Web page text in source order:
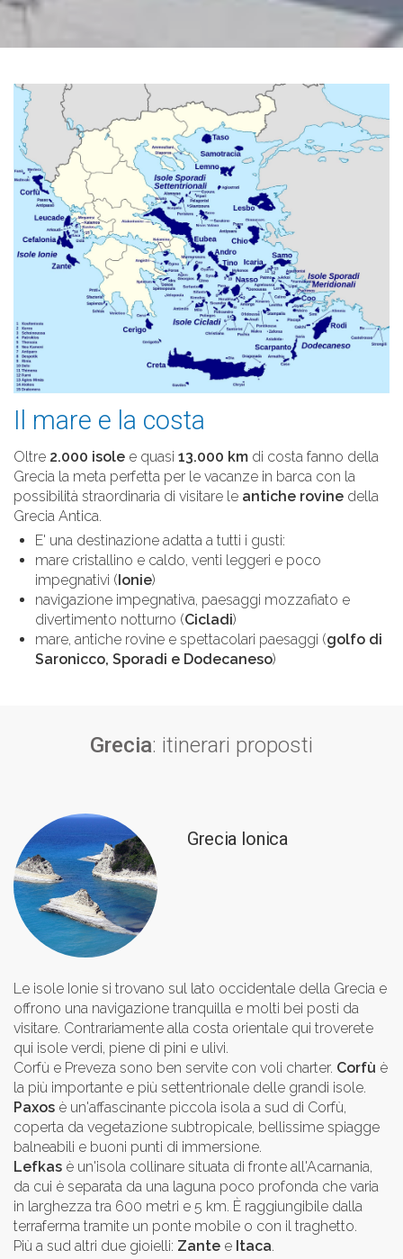
Il mare e la costa
Oltre 2.000 isole e quasi 13.000 km di costa fanno della
Grecia la meta perfetta per le vacanze in barca con la
possibilità straordinaria di visitare le antiche rovine della
Grecia Antica.
E' una destinazione adatta a tutti i gusti:
mare cristallino e caldo, venti leggeri e poco
impegnativi (Ionie)
navigazione impegnativa, paesaggi mozzafiato e
divertimento notturno (Cicladi)
mare, antiche rovine e spettacolari paesaggi (golfo di
Saronicco, Sporadi e Dodecaneso)
Grecia: itinerari proposti
Grecia Ionica
Le isole Ionie si trovano sul lato occidentale della Grecia e
offrono una navigazione tranquilla e molti bei posti da
visitare. Contrariamente alla costa orientale qui troverete
qui isole verdi, piene di pini e ulivi.
Corfù e Preveza sono ben servite con voli charter. Corfù è
la più importante e più settentrionale delle grandi isole.
Paxos è un'affascinante piccola isola a sud di Corfù,
coperta da vegetazione subtropicale, bellissime spiagge
balneabili e buoni punti di immersione.
Lefkas è un'isola collinare situata di fronte all'Acarnania,
da cui è separata da una laguna poco profonda che varia
in larghezza tra 600 metri e 5 km. È raggiungibile dalla
terraferma tramite un ponte mobile o con il traghetto.
Più a sud altri due gioielli: Zante e Itaca.